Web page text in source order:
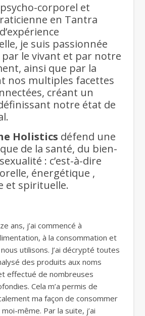
corporel et
en Tantra
je suis passionnée
par le vivant et par notre
ainsi que par la
nos multiples facettes
créant un
notre état de
Holistics défend une
de la santé, du bien-
: c’est-à-dire
énergétique ,
et spirituelle.
ans, j’ai commencé à
à la consommation et
utilisons. J’ai décrypté toutes
des produits aux noms
effectué de nombreuses
Cela m’a permis de
ma façon de consommer
même. Par la suite, j’ai